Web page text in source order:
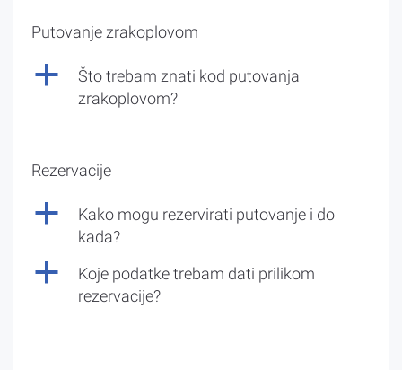
Putovanje zrakoplovom
a
Što trebam znati kod putovanja
zrakoplovom?
Rezervacije
a
Kako mogu rezervirati putovanje i do
kada?
a
Koje podatke trebam dati prilikom
rezervacije?